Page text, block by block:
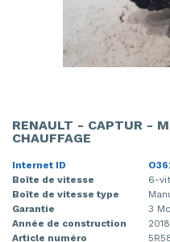
RENAULT - CAPTUR -
CHAUFFAGE
Internet ID
Boîte de vitesse
6-
Boîte de vitesse type
Garantie
3
Année de construction
2018
Article numéro